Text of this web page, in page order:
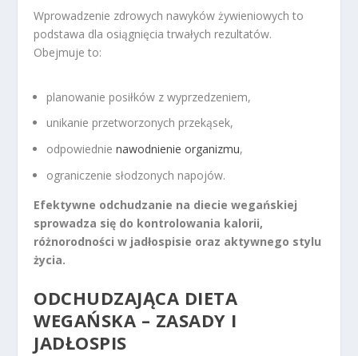
Wprowadzenie zdrowych nawyków żywieniowych to
podstawa dla osiągnięcia trwałych rezultatów.
Obejmuje to:
planowanie posiłków z wyprzedzeniem,
unikanie przetworzonych przekąsek,
odpowiednienawodnienie organizmu,
ograniczenie słodzonych napojów.
Efektywne odchudzanie na diecie wegańskiej
sprowadza się do kontrolowania kalorii,
różnorodności w jadłospisie oraz aktywnego stylu
życia.
ODCHUDZAJĄCA DIETA
WEGAŃSKA – ZASADY I
JADŁOSPIS